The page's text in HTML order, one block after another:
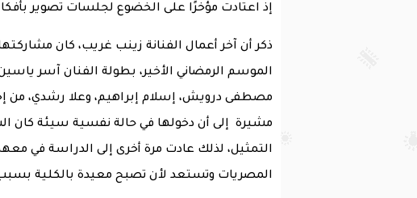
إذ اعتادت مؤخرًا على الخضوع لجلسات تصوير
الموسم الرمضاني الأخير، بطولة الفنان آسر
مصطفى درويش، إسلام إبراهيم، وعلا رشدي، من
مشيرة إلى أن دخولها في حالة نفسية سيئة كان
التمثيل، لذلك عادت مرة أخرى إلى الدراسة في
المصريات وتستعد لأن تصبح معيدة بالكلية